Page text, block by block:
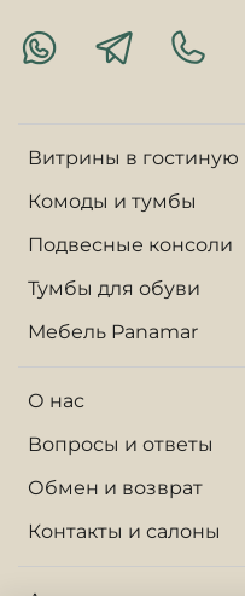
Витрины в гостиную
Комоды и тумбы
Подвесные консоли
Тумбы для обуви
Мебель Panamar
О нас
Вопросы и ответы
Обмен и возврат
Контакты и салоны